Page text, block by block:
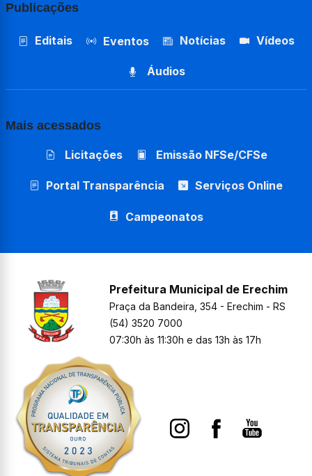
Publicações
Editais Eventos Notícias Vídeos
Áudios
Mais acessados
Licitações Emissão NFSe/CFSe
Portal Transparência Serviços Online
Campeonatos
Prefeitura Municipal de Erechim
Praça da Bandeira, 354 - Erechim - RS
(54) 3520 7000
07:30h às 11:30h e das 13h às 17h